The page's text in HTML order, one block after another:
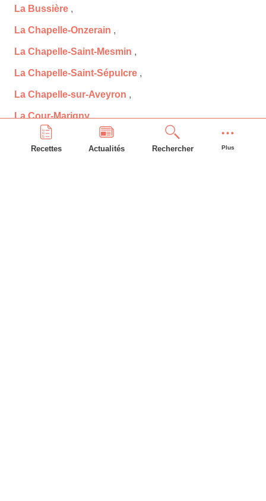
Recettes Actualités Rechercher Plus
La Bussière ,
La Chapelle-Onzerain ,
La Chapelle-Saint-Mesmin ,
La Chapelle-Saint-Sépulcre ,
La Chapelle-sur-Aveyron ,
La Cour-Marigny,
La Ferté-Saint-Aubin,